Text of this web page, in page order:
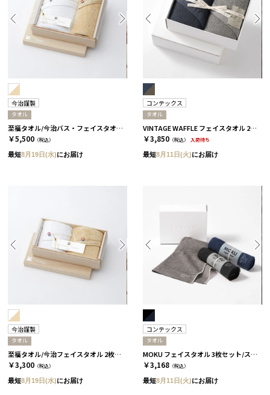
今治謹製
タオル
至福タオル/今治バス・フェイスタオル 2枚セット
￥5,500 （税込）
最短8月19日(水)にお届け
コンテックス
タオル
VINTAGE WAFFLE フェイスタオル 2枚セット［コンテックス］
￥3,850 （税込） 入荷待ち
最短8月11日(火)にお届け
今治謹製
タオル
至福タオル/今治フェイスタオル 2枚セット
￥3,300 （税込）
最短8月19日(水)にお届け
コンテックス
タオル
MOKU フェイスタオル 3枚セット/スタンダード［コンテックス］
￥3,168 （税込）
最短8月11日(火)にお届け